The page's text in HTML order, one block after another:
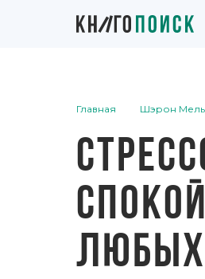
Главная Шэрон
ЛЮБЫХ